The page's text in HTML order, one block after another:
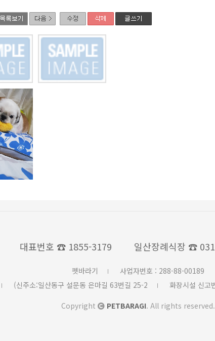
대표번호 ☎ 1855-3179 일산장례식장 ☎
펫바라기
사업자번호 : 288-88-00189
(신주소:일산동구 설문동 은마길 63번길 25-2 화장시설 신고
Copyright PETBARAGI. All rights reserved.